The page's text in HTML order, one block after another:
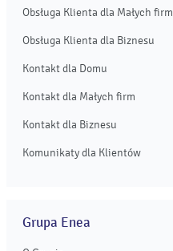
Obsługa Klienta dla Małych firm
Obsługa Klienta dla Biznesu
Kontakt dla Domu
Kontakt dla Małych firm
Kontakt dla Biznesu
Komunikaty dla Klientów
Grupa Enea